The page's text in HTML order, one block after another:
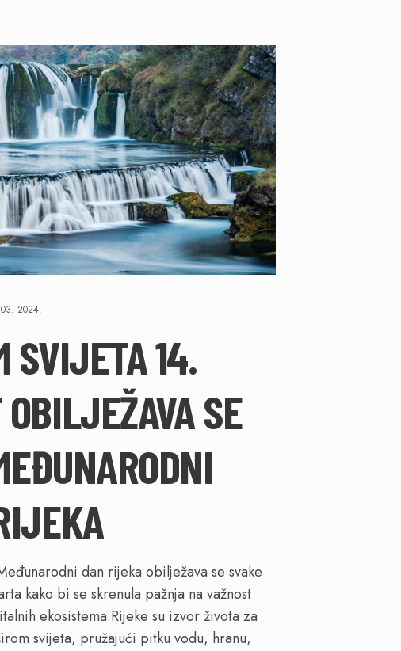
2024.
SVIJETA 14.
SE
dan rijeka obilježava se svake
kako bi se skrenula pažnja na važnost
ekosistema.Rijeke su izvor života za
svijeta, pružajući pitku vodu, hranu,